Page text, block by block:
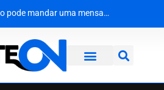
Seu próximo celular roubado pode mandar uma mensagem de volta
Operação desmantela rede criminosa que faturava R$ 650 mil no interior de Pernambuco
Mala com R$ 1,3 milhão em dinheiro vivo é interceptada na Bahia a caminho de Maceió